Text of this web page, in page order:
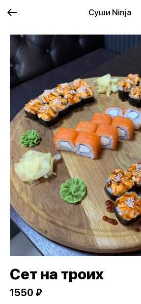
Суши Ninja
Сет на троих
1550 ₽